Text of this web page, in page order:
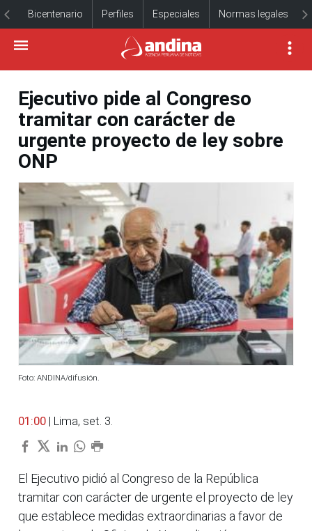
Bicentenario Perfiles Especiales Normas legales
Ejecutivo pide al Congreso
tramitar con carácter de
urgente proyecto de ley sobre
ONP
Foto: ANDINA/difusión.
01:00 | Lima, set. 3.
El Ejecutivo pidió al Congreso de la República
tramitar con carácter de urgente el proyecto de ley
que establece medidas extraordinarias a favor de